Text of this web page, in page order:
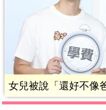
女兒被說「還好不像